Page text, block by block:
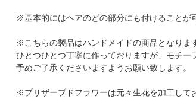
※基本的にはヘアのどの部分にも付けることが
※こちらの製品はハンドメイドの商品となりま
ひとつひとつ丁寧に作っておりますが、モチー
予めご了承くださいますようお願い致します。
※プリザーブドフラワーは元々生花を加工して